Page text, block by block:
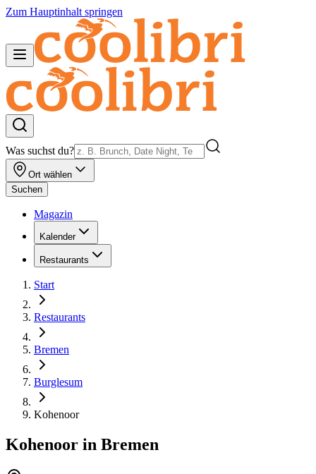
Zum Hauptinhalt springen
Was suchst du?
Ort wählen
Suchen
Magazin
Kalender
Restaurants
Start
Restaurants
Bremen
Burglesum
Kohenoor
Kohenoor in Bremen